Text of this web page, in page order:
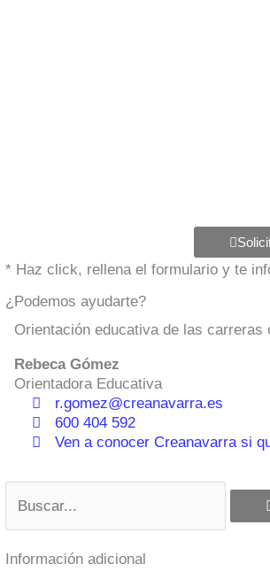
* Haz click, rellena el formulario y te
¿Podemos ayudarte?
Orientación educativa de las
Rebeca Gómez
Orientadora Educativa
r.gomez@creanavarra.es
600 404 592
Ven a conocer Creanavarra si
Información adicional